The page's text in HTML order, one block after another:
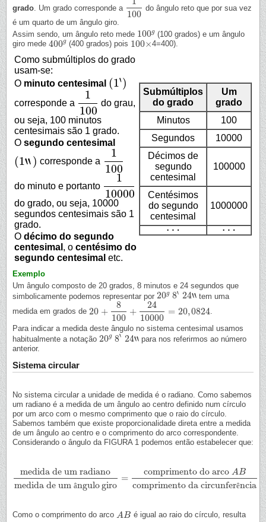
grado . Um grado corresponde a
100
1100 do ângulo reto que por sua vez
é um quarto de um ângulo giro.
Assim sendo, um ângulo reto mede 100g
100g (100 grados) e um ângulo
giro mede 400g
400g (400 grados) pois 100×
100× 4=400).
Como submúltiplos do grado
usam-se:
O minuto centesimal (1‵)
( 1‵)
corresponde a
1
100
1100 do grau,
ou seja, 100 minutos
centesimais são 1 grado.
O segundo centesimal
(1‵‵)
( 1‶) corresponde a
1
100
1100
do minuto e portanto
1
10000
110000
do grado, ou seja, 10000
segundos centesimais são 1
grado.
O décimo do segundo
centesimal , o centésimo do
segundo centesimal etc.
Submúltiplos
do grado
Um
grado
Minutos
100
Segundos
10000
Décimos de
segundo
centesimal
100000
Centésimos
do segundo
centesimal
1000000
…
… …
…
Exemplo
Um ângulo composto de 20 grados, 8 minutos e 24 segundos que
simbolicamente podemos representar por 20g
20g 8‵
8‵ 24‵‵
24‶ tem uma
medida em grados de 20 +
8
100
+
24
10000
= 20,0824
20+8100+2410000=20 0824
.
Para indicar a medida deste ângulo no sistema centesimal usamos
habitualmente a notação 20g
20g 8‵
8‵ 24‵‵
24‶ para nos referirmos ao número
anterior.
Sistema circular
No sistema circular a unidade de medida é o radiano. Como sabemos
um radiano é a medida de um ângulo ao centro definido num círculo
por um arco com o mesmo comprimento que o raio do círculo.
Sabemos também que existe proporcionalidade direta entre a medida
de um ângulo ao centro e o comprimento do arco correspondente.
Considerando o ângulo da FIGURA 1 podemos então estabelecer que:
medida de um radiano
medida de um ângulo giro
=
comprimento do arco A B
comprimento da circunferência
medida de um radianomedida de um ângulogiro=comprimento do arcoA B
Como o comprimento do arco AB
AB
é igual ao raio do círculo, resulta